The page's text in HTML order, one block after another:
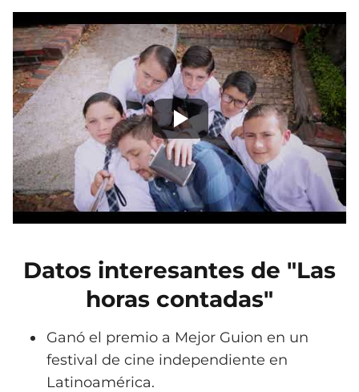
Datos interesantes de "Las
horas contadas"
Ganó el premio a Mejor Guion en un
festival de cine independiente en
Latinoamérica.